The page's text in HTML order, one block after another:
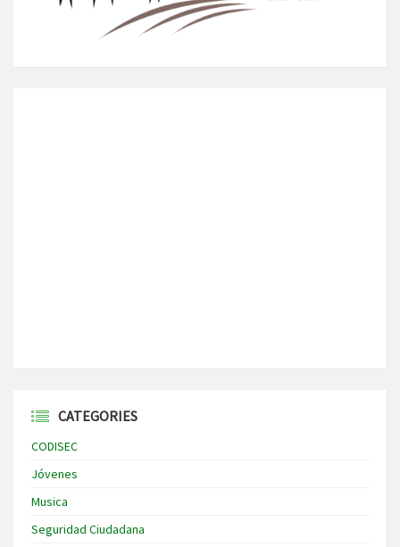
CATEGORIES
CODISEC
Jóvenes
Musica
Seguridad Ciudadana